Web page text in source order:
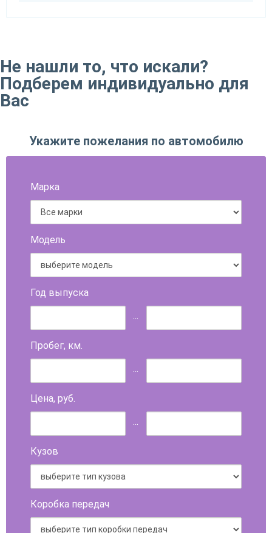
Не нашли то, что искали?
Подберем индивидуально для
Вас
Укажите пожелания по автомобилю
Марка
Модель
Год выпуска
...
Пробег, км.
...
Цена, руб.
...
Кузов
Коробка передач